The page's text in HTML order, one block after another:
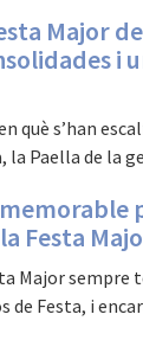
Major
i
què s’han
la Paella de la
Festa
Major sempre
Festa, i